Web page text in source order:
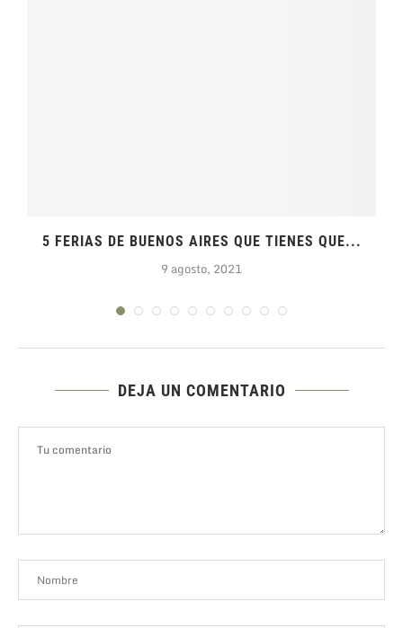
5 FERIAS DE BUENOS AIRES QUE TIENES QUE...
9 agosto, 2021
DEJA UN COMENTARIO